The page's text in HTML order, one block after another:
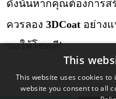
ดังนั้นหากคุณต้องการ
ควรลอง3DCoat อย่าง
ขอให้โชคดี!
This
This website uses cookies
website you consent to all